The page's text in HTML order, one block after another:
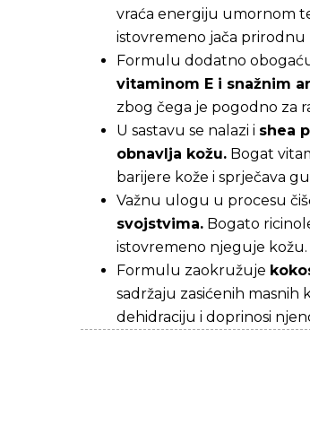
vraća energiju umornom
istovremeno jača prirodnu
Formulu dodatno
vitaminom E i snažnim
zbog čega je pogodno za
U sastavu se nalazi i shea
obnavlja kožu. Bogat
barijere kože i sprječava
Važnu ulogu u procesu
svojstvima. Bogato
istovremeno njeguje kožu.
Formulu zaokružuje
sadržaju zasićenih masnih
dehidraciju i doprinosi